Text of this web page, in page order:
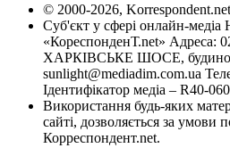
© 2000-2026, Korrespondent.net
Суб'єкт у сфері онлайн-медіа
«КореспонденТ.net» Адреса:
ХАРКІВСЬКЕ ШОСЕ, будинок
sunlight@mediadim.com.ua
Ідентифікатор медіа – R40-
Використання будь-яких
сайті, дозволяється за умови
Корреспондент.net.